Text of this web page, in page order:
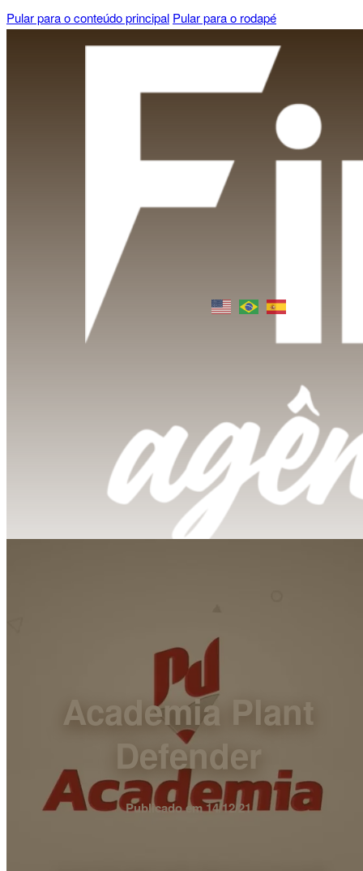
Pular para o conteúdo principal Pular para o rodapé
Academia Plant
Defender
Publicado em 14/12/21